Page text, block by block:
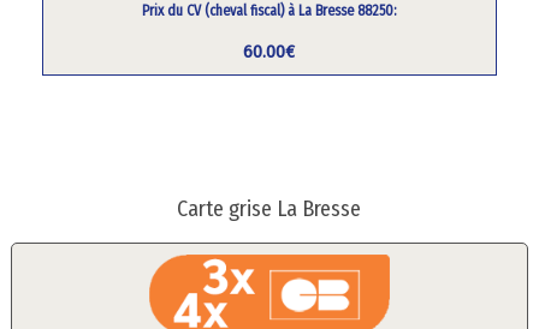
Prix du CV (cheval fiscal) à La Bresse 88250:
60.00€
Carte grise La Bresse